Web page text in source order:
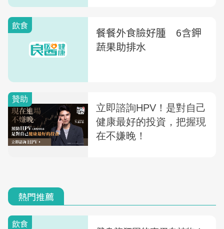
飲食
餐餐外食臉好腫 6含鉀
蔬果助排水
熱門推薦
飲食